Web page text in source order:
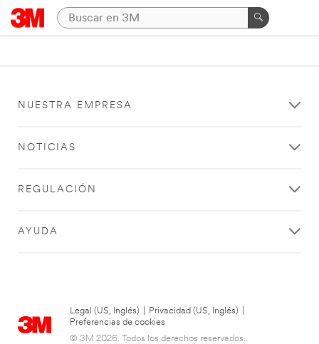
NUESTRA EMPRESA
NOTICIAS
REGULACIÓN
AYUDA
Legal (US, Inglés) Privacidad (US, Inglés)
Preferencias de cookies
© 3M 2026. Todos los derechos reservados..